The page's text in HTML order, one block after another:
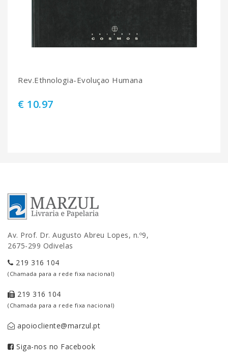
Rev.Ethnologia-Evoluçao Humana
€ 10.97
Av. Prof. Dr. Augusto Abreu Lopes, n.º9,
2675-299 Odivelas
219 316 104
(Chamada para a rede fixa nacional)
219 316 104
(Chamada para a rede fixa nacional)
apoiocliente@marzul.pt
Siga-nos no Facebook